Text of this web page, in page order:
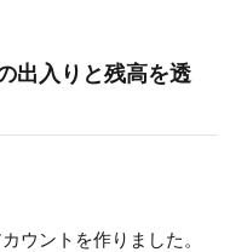
出入りと残高を透
ウントを作りました。